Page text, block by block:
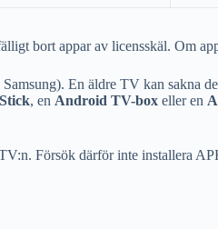
bort appar av licensskäl. Om
En äldre TV kan sakna
, en Android TV-box eller en
Försök därför inte installera